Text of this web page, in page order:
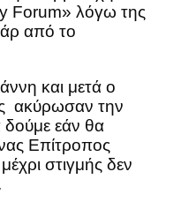
Forum» λόγω της
από το
και μετά ο
ακύρωσαν την
δούμε εάν θα
Επίτροπος
στιγμής δεν